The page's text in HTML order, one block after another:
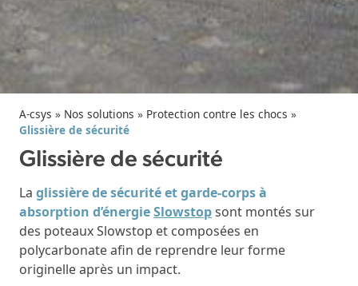
A-csys » Nos solutions » Protection contre les chocs »
Glissière de sécurité
Glissière de sécurité
La glissière de sécurité et garde-corps à
absorption d’énergieSlowstopsont montés sur
des poteaux Slowstop et composées en
polycarbonate afin de reprendre leur forme
originelle après un impact.